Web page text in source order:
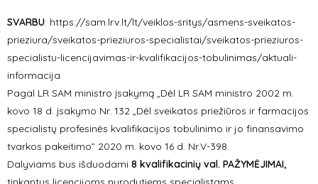
SVARBU: https://sam.lrv.lt/lt/veiklos-sritys/asmens-sveikatos-
prieziura/sveikatos-prieziuros-specialistai/sveikatos-prieziuros-
specialistu-licencijavimas-ir-kvalifikacijos-tobulinimas/aktuali-
informacija
Pagal LR SAM ministro įsakymą „Dėl LR SAM ministro 2002 m.
kovo 18 d. įsakymo Nr. 132 „Dėl sveikatos priežiūros ir farmacijos
specialistų profesinės kvalifikacijos tobulinimo ir jo finansavimo
tvarkos pakeitimo” 2020 m. kovo 16 d. Nr.V-398.
Dalyviams bus išduodami 8 kvalifikacinių val. PAŽYMĖJIMAI,